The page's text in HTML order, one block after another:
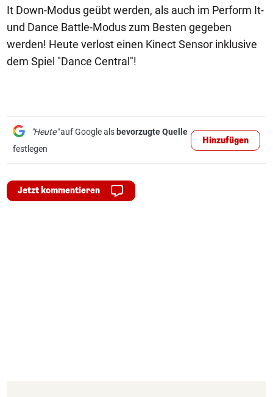
It Down-Modus geübt werden, als auch im Perform It-
und Dance Battle-Modus zum Besten gegeben
werden! Heute verlost einen Kinect Sensor inklusive
dem Spiel "Dance Central"!
"Heute"auf Google als bevorzugte Quelle
festlegen
Hinzufügen
Jetzt kommentieren